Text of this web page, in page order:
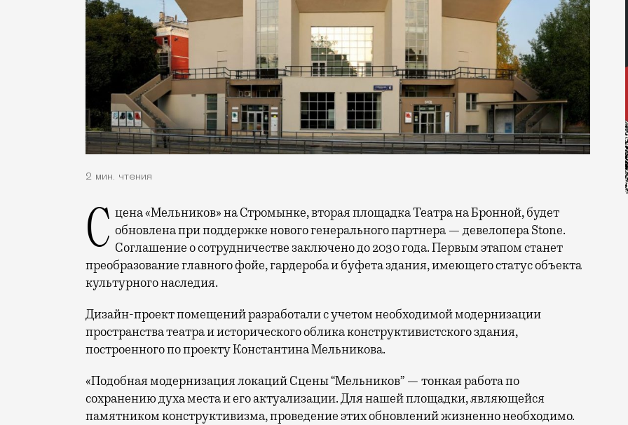
2 мин. чтения
Сцена «Мельников» на Стромынке, вторая площадка Театра на Бронной, будет обновлена при поддержке нового генерального партнера — девелопера Stone.
Соглашение о сотрудничестве заключено до 2030 года. Первым этапом станет
преобразование главного фойе, гардероба и буфета здания, имеющего статус объекта
культурного наследия.
Дизайн-проект помещений разработали с учетом необходимой модернизации
пространства театра и исторического облика конструктивистского здания,
построенного по проекту Константина Мельникова.
«Подобная модернизация локаций Сцены “Мельников” — тонкая работа по
сохранению духа места и его актуализации. Для нашей площадки, являющейся
памятником конструктивизма, проведение этих обновлений жизненно необходимо.